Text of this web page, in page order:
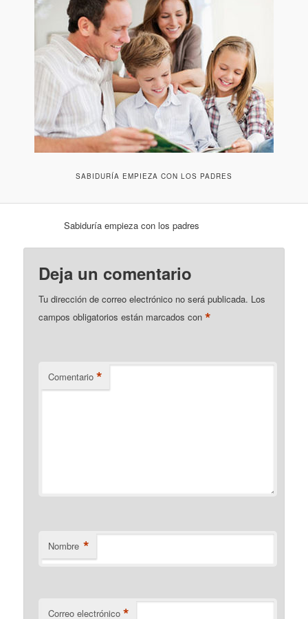
SABIDURÍA EMPIEZA CON LOS PADRES
Sabiduría empieza con los padres
Deja un comentario
Tu dirección de correo electrónico no será publicada. Los
campos obligatorios están marcados con*
Comentario *
Nombre *
Correo electrónico *